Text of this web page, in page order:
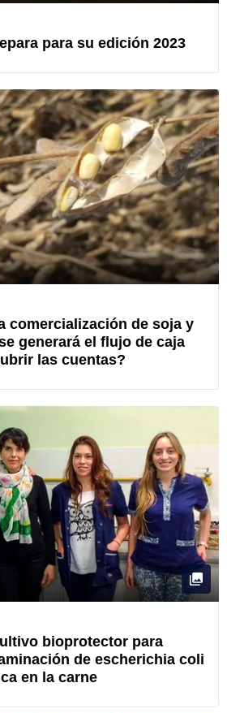
para su edición 2023
comercialización de soja y
generará el flujo de caja
las cuentas?
bioprotector para
de escherichia coli
en la carne